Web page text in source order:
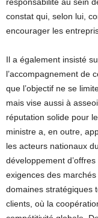
constat qui, selon lui,
encourager les
Il a également insisté
l’accompagnement de
que l’objectif ne se
mais vise aussi à
réputation solide pour
ministre a, en outre,
les acteurs nationaux
développement
exigences des
domaines stratégiques
clients, où la